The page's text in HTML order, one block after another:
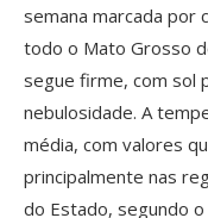
semana marcada por
todo o Mato Grosso
segue firme, com sol
nebulosidade. A
média, com valores
principalmente nas
do Estado, segundo